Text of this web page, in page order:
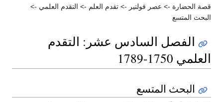
قصة الحضارة -> عصر فولتير -> تقدم العلم -> التقدم العلمي ->
البحث المتسع
الفصل السادس عشر: التقدم
العلمي 1750-1789
البحث المتسع